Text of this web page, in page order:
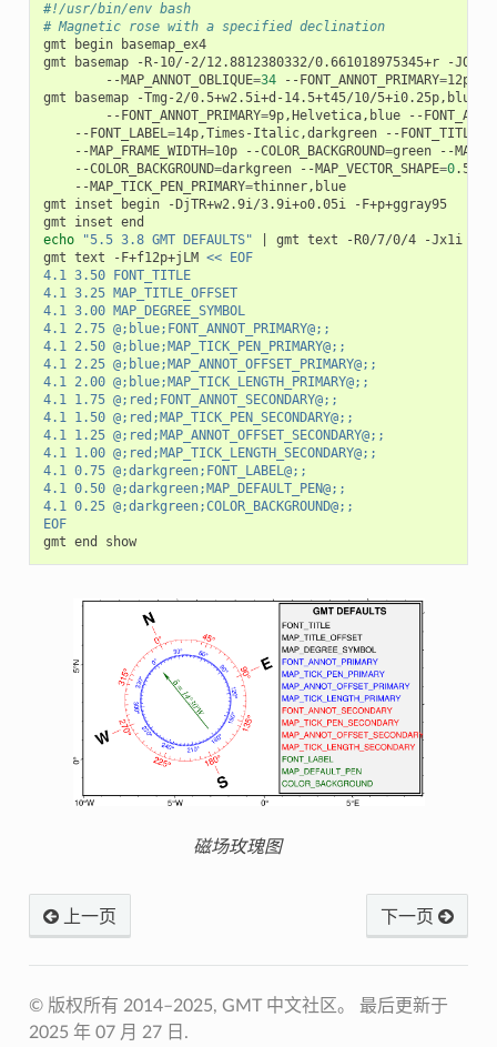
#!/usr/bin/env bash
# Magnetic rose with a specified declination
gmt
begin
basemap_ex4
gmt
basemap -R-10/-2/12.8812380332/0.661018975345+r
-
--MAP_ANNOT_OBLIQUE=34 --FONT_ANNOT_PRIMARY=12p
gmt
basemap
-Tmg-2/0.5+w2.5i+d-14.5+t45/10/
--FONT_ANNOT_PRIMARY=9p,Helvetica,blue
--
--FONT_LABEL=14p,Times-Italic,darkgreen --FONT_TITLE
--MAP_FRAME_WIDTH=10p --COLOR_BACKGROUND=green
--
--COLOR_BACKGROUND=darkgreen --MAP_VECTOR_SHAPE=0.5
--MAP_TICK_PEN_PRIMARY=thinner,blue
gmt
inset begin -DjTR+w2.9i/3.9i+o0.05i
-F+p+ggray95
gmt
inset
echo
"5.5 3.8 GMT DEFAULTS" gmt text -R0/7/0/4 -Jx1i
gmt text -F+f12p+jLM << EOF
4.1 3.50 FONT_TITLE
4.1 3.25 MAP_TITLE_OFFSET
4.1 3.00 MAP_DEGREE_SYMBOL
4.1 2.75 @;blue;FONT_ANNOT_PRIMARY@;;
4.1 2.50 @;blue;MAP_TICK_PEN_PRIMARY@;;
4.1 2.25 @;blue;MAP_ANNOT_OFFSET_PRIMARY@;;
4.1 2.00 @;blue;MAP_TICK_LENGTH_PRIMARY@;;
4.1 1.75 @;red;FONT_ANNOT_SECONDARY@;;
4.1 1.50 @;red;MAP_TICK_PEN_SECONDARY@;;
4.1 1.25 @;red;MAP_ANNOT_OFFSET_SECONDARY@;;
4.1 1.00 @;red;MAP_TICK_LENGTH_SECONDARY@;;
4.1 0.75 @;darkgreen;FONT_LABEL@;;
4.1 0.50 @;darkgreen;MAP_DEFAULT_PEN@;;
4.1 0.25 @;darkgreen;COLOR_BACKGROUND@;;
EOF
gmt end show
磁场玫瑰图
上一页 下一页
© 版权所有 2014–2025, GMT 中文社区。 最后更新于
2025 年 07 月 27 日.